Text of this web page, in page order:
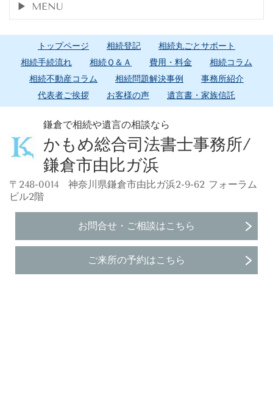
MENU
トップページ 相続登記
相続丸ごとサポート
相続手続流れ
相続Ｑ＆Ａ 費用・料金
相続コラム
相続不動産コラム
相続問題解決事例
事務所紹介
代表者ご挨拶
お客様の声 遺言書・家族信託
鎌倉で相続や遺言の相談なら
かもめ総合司法書士事務所/
鎌倉市由比ガ浜
〒248-0014 神奈川県鎌倉市由比ガ浜2-9-62 フォーラム
ビル2階
お問合せ・ご相談はこちら
ご来所の予約はこちら